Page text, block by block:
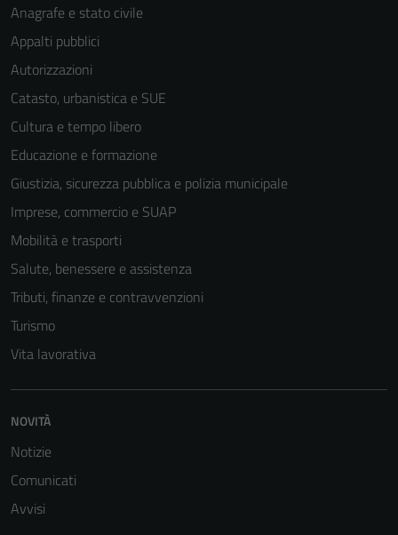
Anagrafe e stato civile
Appalti pubblici
Autorizzazioni
Catasto, urbanistica e SUE
Cultura e tempo libero
Educazione e formazione
Giustizia, sicurezza pubblica e polizia municipale
Imprese, commercio e SUAP
Mobilità e trasporti
Salute, benessere e assistenza
Tributi, finanze e contravvenzioni
Turismo
Vita lavorativa
NOVITÀ
Notizie
Comunicati
Avvisi